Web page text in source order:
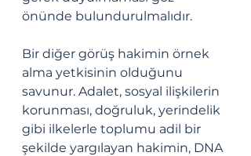
önünde bulundurulmalıdır.
Bir diğer görüş hakimin örnek
alma yetkisinin olduğunu
savunur. Adalet, sosyal ilişkilerin
korunması, doğruluk, yerindelik
gibi ilkelerle toplumu adil bir
şekilde yargılayan hakimin, DNA